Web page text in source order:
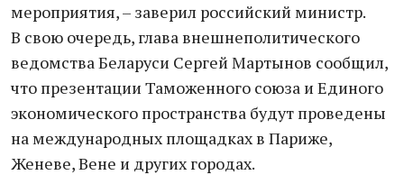
мероприятия, – заверил российский министр.
В свою очередь, глава внешнеполитического
ведомства Беларуси Сергей Мартынов сообщил,
что презентации Таможенного союза и Единого
экономического пространства будут проведены
на международных площадках в Париже,
Женеве, Вене и других городах.